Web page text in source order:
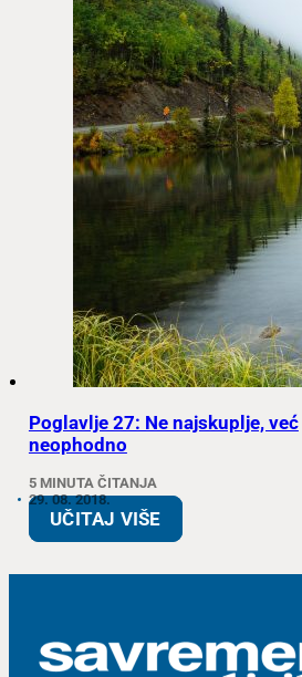
Poglavlje 27: Ne najskuplje, već
neophodno
5 MINUTA ČITANJA
29. 08. 2018.
UČITAJ VIŠE